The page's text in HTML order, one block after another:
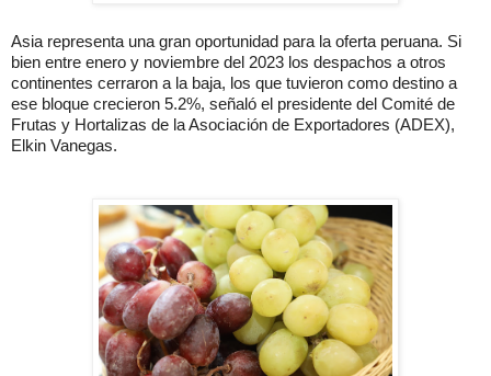
Asia representa una gran oportunidad para la oferta peruana. Si
bien entre enero y noviembre del 2023 los despachos a otros
continentes cerraron a la baja, los que tuvieron como destino a
ese bloque crecieron 5.2%, señaló el presidente del Comité de
Frutas y Hortalizas de la Asociación de Exportadores (ADEX),
Elkin Vanegas.